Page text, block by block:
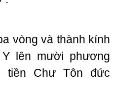
vòng và thành kính
lên mười phương
tiền Chư Tôn đức